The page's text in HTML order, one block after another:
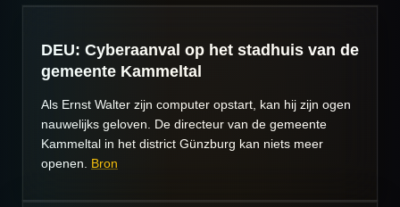
DEU: Cyberaanval op het stadhuis van de
gemeente Kammeltal
Als Ernst Walter zijn computer opstart, kan hij zijn ogen
nauwelijks geloven. De directeur van de gemeente
Kammeltal in het district Günzburg kan niets meer
openen. Bron